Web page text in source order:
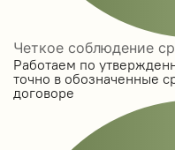
Четкое соблюдение
Работаем по
точно в обозначенные
договоре